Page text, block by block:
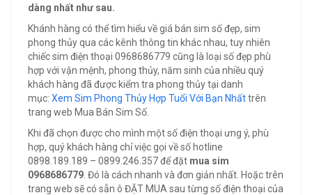
dàng nhất như sau.
Khánh hàng có thể tìm hiểu về giá bán sim số đẹp, sim
phong thủy qua các kênh thông tin khác nhau, tuy nhiên
chiếc sim điện thoại 0968686779 cũng là loại số đẹp phù
hợp với vận mệnh, phong thủy, năm sinh của nhiều quý
khách hàng đã được kiểm tra phong thủy tại danh
mục: Xem Sim Phong Thủy Hợp Tuổi Với Bạn Nhấttrên
trang web Mua Bán Sim Số.
Khi đã chọn được cho mình một số điện thoại ưng ý, phù
hợp, quý khách hàng chỉ việc gọi về số hotline
0898.189.189 – 0899.246.357 để đặt mua sim
0968686779 . Đó là cách nhanh và đơn giản nhất. Hoặc trên
trang web sẽ có sẵn ô ĐẶT MUA sau từng số điện thoại của